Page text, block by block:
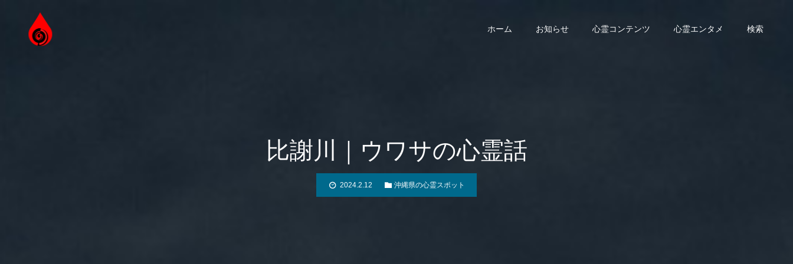
ホーム お知らせ 心霊コンテンツ 心霊エンタメ 検索
比謝川｜ウワサの心霊話
2024.2.12 沖縄県の心霊スポット